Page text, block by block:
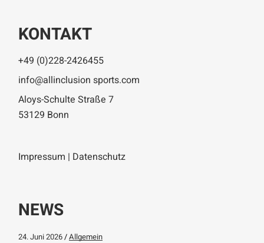
KONTAKT
+49 (0)228-2426455
info@allinclusion sports.com
Aloys-Schulte Straße 7
53129 Bonn
Impressum | Datenschutz
NEWS
24. Juni 2026 Allgemein